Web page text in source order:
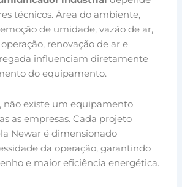
técnicos. Área do ambiente,
de umidade, vazão de ar,
renovação de ar e
influenciam diretamente
do equipamento.
não existe um equipamento
as empresas. Cada projeto
Newar é dimensionado
da operação, garantindo
e maior eficiência energética.